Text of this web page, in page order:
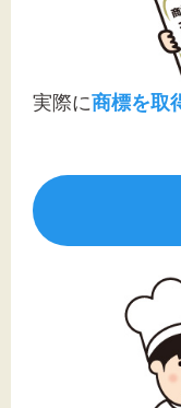
実際に商標を取